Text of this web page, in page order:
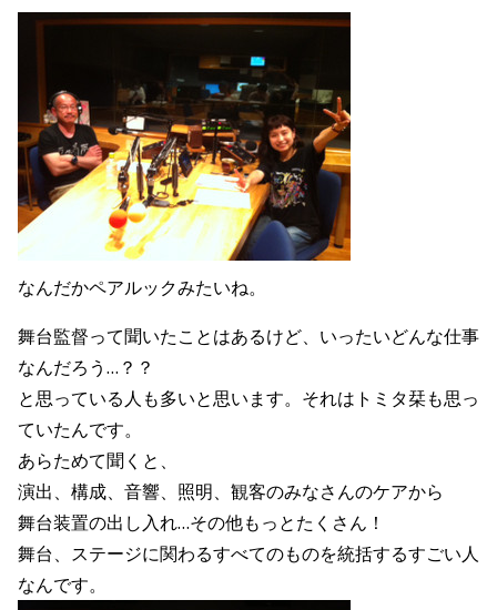
なんだかペアルックみたいね。
舞台監督って聞いたことはあるけど、いったいどんな仕事
なんだろう…？？
と思っている人も多いと思います。それはトミタ栞も思っ
ていたんです。
あらためて聞くと、
演出、構成、音響、照明、観客のみなさんのケアから
舞台装置の出し入れ…その他もっとたくさん！
舞台、ステージに関わるすべてのものを統括するすごい人
なんです。